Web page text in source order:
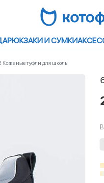
РЮКЗАКИ И СУМКИ
Кожаные туфли для школы